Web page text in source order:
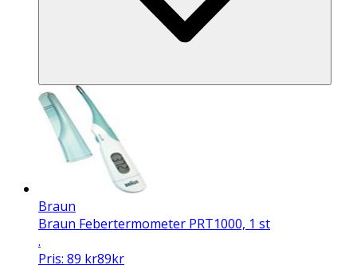
Braun
Braun Febertermometer PRT1000, 1 st
.
Pris: 89 kr89kr